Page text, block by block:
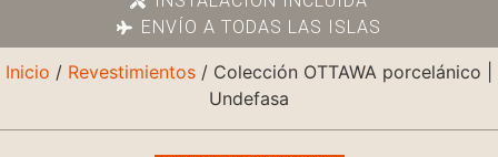
ENVÍO A TODAS LAS ISLAS
Inicio / Revestimientos / Colección OTTAWA porcelánico |
Undefasa